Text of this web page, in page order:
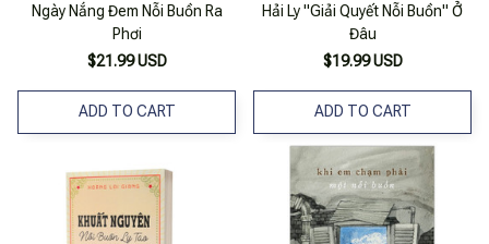
Ngày Nắng Đem Nỗi Buồn Ra
Phơi
$21.99 USD
ADD TO CART
Hải Ly "Giải Quyết Nỗi Buồn" Ở
Đâu
$19.99 USD
ADD TO CART